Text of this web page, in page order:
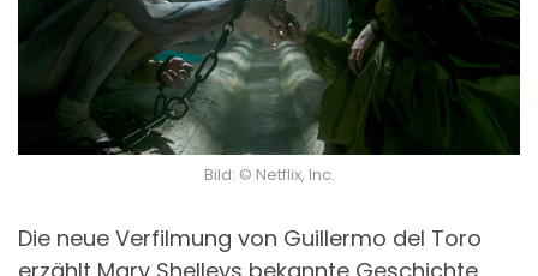
Bild: © Netflix, Inc.
Die neue Verfilmung von Guillermo del Toro